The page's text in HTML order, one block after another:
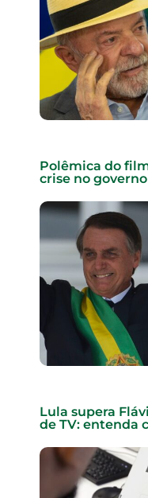
Polêmica do
crise no
Lula supera
de TV: entenda